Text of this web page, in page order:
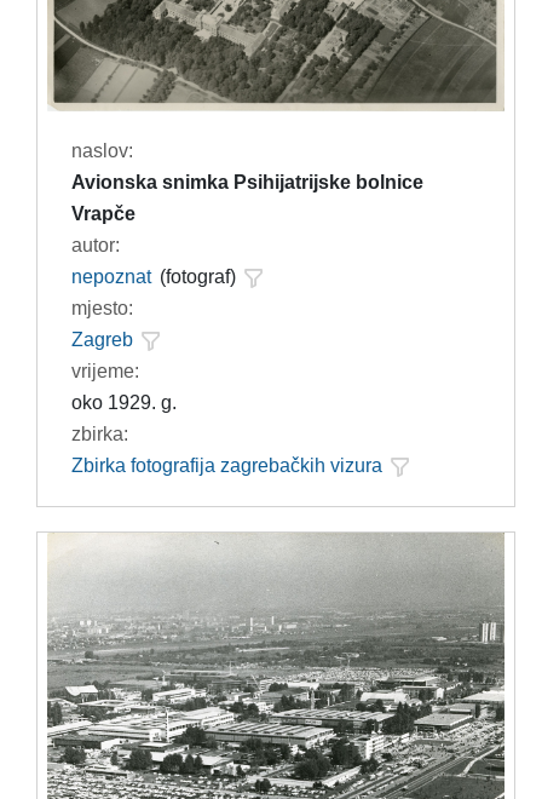
naslov:
Avionska snimka Psihijatrijske bolnice
Vrapče
autor:
nepoznat (fotograf)
mjesto:
Zagreb
vrijeme:
oko 1929. g.
zbirka:
Zbirka fotografija zagrebačkih vizura